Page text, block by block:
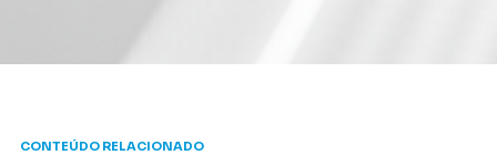
CONTEÚDO RELACIONADO